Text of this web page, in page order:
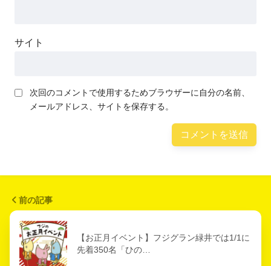
サイト
次回のコメントで使用するためブラウザーに自分の名前、
メールアドレス、サイトを保存する。
前の記事
【お正月イベント】フジグラン緑井では1/1に
先着350名「ひの…